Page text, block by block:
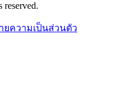
reserved.
ยความเป็นส่วนตัว